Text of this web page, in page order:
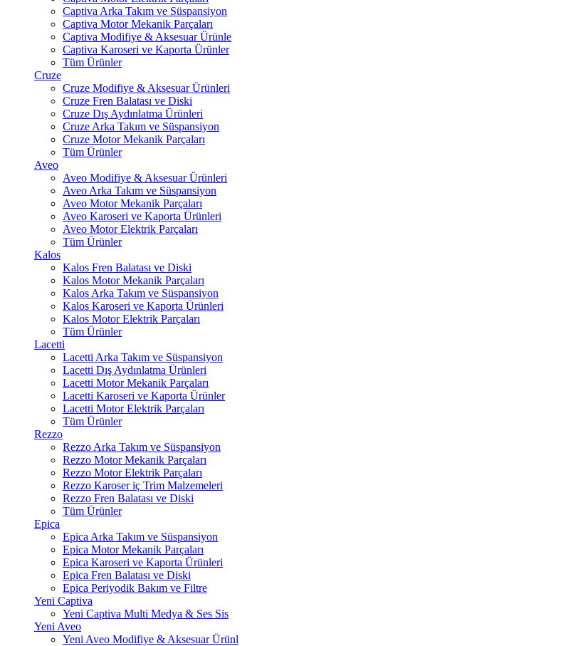
Captiva Arka Takım ve Süspansiyon
Captiva Motor Mekanik Parçaları
Captiva Modifiye & Aksesuar Ürünle
Captiva Karoseri ve Kaporta Ürünler
Tüm Ürünler
Cruze
Cruze Modifiye & Aksesuar Ürünleri
Cruze Fren Balatası ve Diski
Cruze Dış Aydınlatma Ürünleri
Cruze Arka Takım ve Süspansiyon
Cruze Motor Mekanik Parçaları
Tüm Ürünler
Aveo
Aveo Modifiye & Aksesuar Ürünleri
Aveo Arka Takım ve Süspansiyon
Aveo Motor Mekanik Parçaları
Aveo Karoseri ve Kaporta Ürünleri
Aveo Motor Elektrik Parçaları
Tüm Ürünler
Kalos
Kalos Fren Balatası ve Diski
Kalos Motor Mekanik Parçaları
Kalos Arka Takım ve Süspansiyon
Kalos Karoseri ve Kaporta Ürünleri
Kalos Motor Elektrik Parçaları
Tüm Ürünler
Lacetti
Lacetti Arka Takım ve Süspansiyon
Lacetti Dış Aydınlatma Ürünleri
Lacetti Motor Mekanik Parçaları
Lacetti Karoseri ve Kaporta Ürünler
Lacetti Motor Elektrik Parçaları
Tüm Ürünler
Rezzo
Rezzo Arka Takım ve Süspansiyon
Rezzo Motor Mekanik Parçaları
Rezzo Motor Elektrik Parçaları
Rezzo Karoser iç Trim Malzemeleri
Rezzo Fren Balatası ve Diski
Tüm Ürünler
Epica
Epica Arka Takım ve Süspansiyon
Epica Motor Mekanik Parçaları
Epica Karoseri ve Kaporta Ürünleri
Epica Fren Balatası ve Diski
Epica Periyodik Bakım ve Filtre
Yeni Captiva
Yeni Captiva Multi Medya & Ses Sis
Yeni Aveo
Yeni Aveo Modifiye & Aksesuar Ürünl